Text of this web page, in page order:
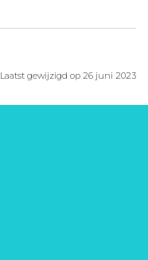
Laatst gewijzigd op 26 juni 2023